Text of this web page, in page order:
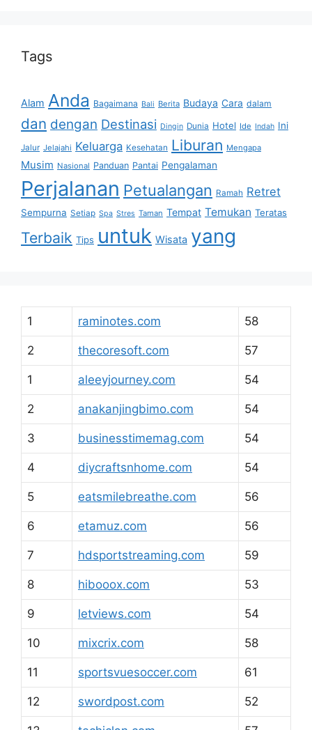
Tags
Alam Anda Bagaimana Bali Berita Budaya Cara dalam
dan dengan Destinasi Dingin Dunia Hotel Ide Indah Ini
Jalur Jelajahi Keluarga Kesehatan Liburan Mengapa
Musim Nasional Panduan Pantai Pengalaman
Perjalanan Petualangan Ramah Retret
Sempurna Setiap Spa Stres Taman Tempat Temukan Teratas
Terbaik Tips untuk Wisata yang
1 raminotes.com 58
2 thecoresoft.com 57
1 aleeyjourney.com 54
2 anakanjingbimo.com 54
3 businesstimemag.com 54
4 diycraftsnhome.com 54
5 eatsmilebreathe.com 56
6 etamuz.com 56
7 hdsportstreaming.com 59
8 hibooox.com 53
9 letviews.com 54
10 mixcrix.com 58
11 sportsvuesoccer.com 61
12 swordpost.com 52